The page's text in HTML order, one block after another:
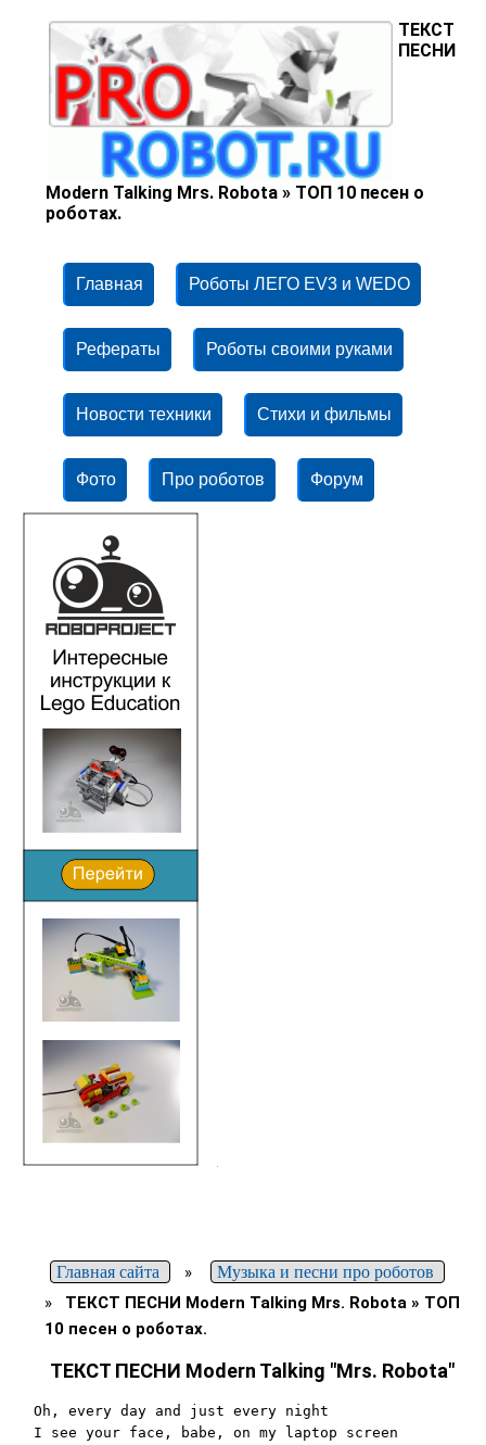
ТЕКСТ
ПЕСНИ
Modern Talking Mrs. Robota » ТОП 10 песен о
роботах.
Главная Роботы ЛЕГО EV3 и WEDO
Рефераты Роботы своими руками
Новости техники Стихи и фильмы
Фото Про роботов Форум
Главная сайта » Музыка и песни про роботов
» ТЕКСТ ПЕСНИ Modern Talking Mrs. Robota » ТОП
10 песен о роботах.
ТЕКСТ ПЕСНИ Modern Talking "Mrs. Robota"
Oh, every day and just every night
I see your face, babe, on my laptop screen